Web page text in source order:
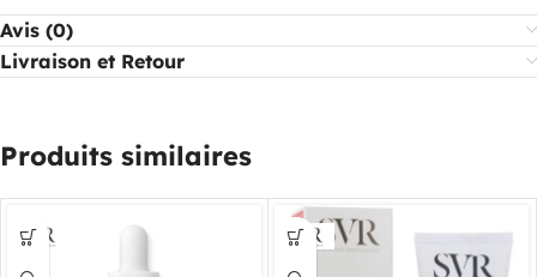
Avis (0)
Livraison et Retour
Produits similaires